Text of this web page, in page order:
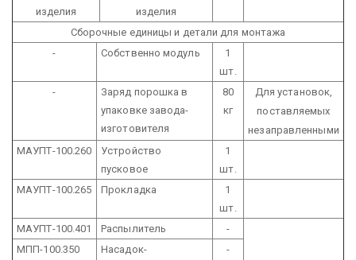
изделия
изделия
Сборочные единицы и детали для монтажа
-
Собственно модуль
1
шт.
-
Заряд порошка в
упаковке завода-
изготовителя
80
кг
Для установок,
поставляемых
незаправленными
МАУПТ-100.260
Устройство
пусковое
1
шт.
МАУПТ-100.265
Прокладка
1
шт.
МАУПТ-100.401
Распылитель -
МПП-100.350
Насадок-
-